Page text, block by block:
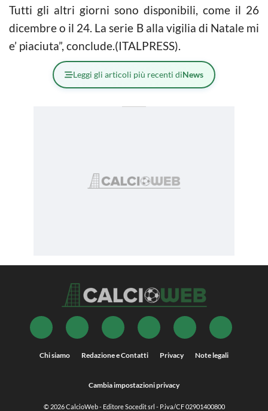
Tutti gli altri giorni sono disponibili, come il 26
dicembre o il 24. La serie B alla vigilia di Natale mi
e’ piaciuta”, conclude.(ITALPRESS).
Leggi gli articoli più recenti diNews
Chi siamo Redazione e Contatti Privacy Note legali
Cambia impostazioni privacy
© 2026CalcioWeb- Editore Socedit srl - P.iva/CF 02901400800